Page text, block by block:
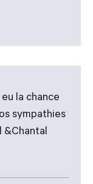
la chance
sympathies
&Chantal